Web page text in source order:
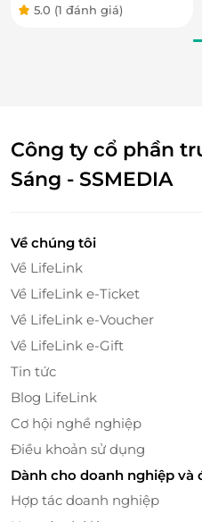
liệu tự nhiên, đảm
người sử dụng.
Được Tin Dùng
Millennials.
5.0 (1 đánh giá)
Công ty cổ phần
Sáng - SSMEDIA
Về chúng tôi
Về LifeLink
Về LifeLink e-Ticket
Về LifeLink e-Voucher
Về LifeLink e-Gift
Tin tức
Blog LifeLink
Cơ hội nghề nghiệp
Điều khoản sử dụng
Dành cho doanh nghiệp và
Hợp tác doanh nghiệp